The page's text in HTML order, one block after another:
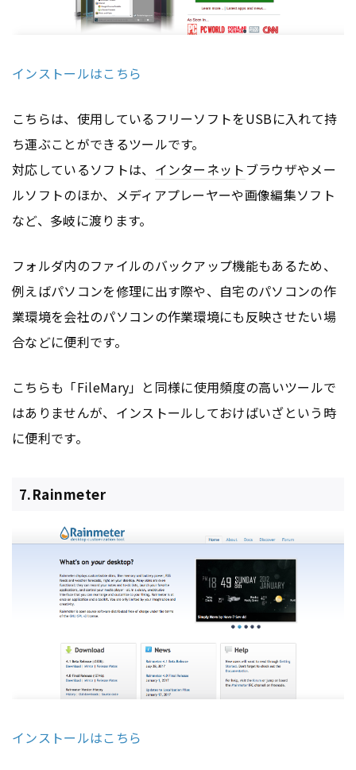
インストールはこちら
こちらは、使用しているフリーソフトをUSBに入れて持
ち運ぶことができるツールです。
対応しているソフトは、 インターネット ブラウザやメー
ルソフトのほか、メディアプレーヤーや画像編集ソフト
など、多岐に渡ります。
フォルダ内のファイルのバックアップ機能もあるため、
例えばパソコンを修理に出す際や、自宅のパソコンの作
業環境を会社のパソコンの作業環境にも反映させたい場
合などに便利です。
こちらも「FileMary」と同様に使用頻度の高いツールで
はありませんが、インストールしておけばいざという時
に便利です。
7.Rainmeter
インストールはこちら